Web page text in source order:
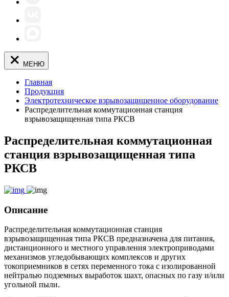
МЕНЮ
Главная
Продукция
Электротехническое взрывозащищенное оборудование
Распределительная коммутационная станция
взрывозащищенная типа РКСВ
Распределительная коммутационная
станция взрывозащищенная типа
РКСВ
Описание
Распределительная коммутационная станция
взрывозащищенная типа РКСВ предназначена для питания,
дистанционного и местного управления электроприводами
механизмов угледобывающих комплексов и других
токоприемников в сетях переменного тока с изолированной
нейтралью подземных выработок шахт, опасных по газу и/или
угольной пыли.